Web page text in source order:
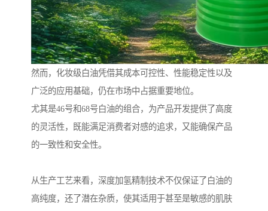
然而，化妆级白油凭借其成本可控性、性能稳定性以及
广泛的应用基础，仍在市场中占据重要地位。
尤其是46号和68号白油的组合，为产品开发提供了高度
的灵活性，既能满足消费者对感的追求，又能确保产品
的一致性和安全性。
从生产工艺来看，深度加氢精制技术不仅保证了白油的
高纯度，还了潜在杂质，使其适用于甚至是敏感的肌肤